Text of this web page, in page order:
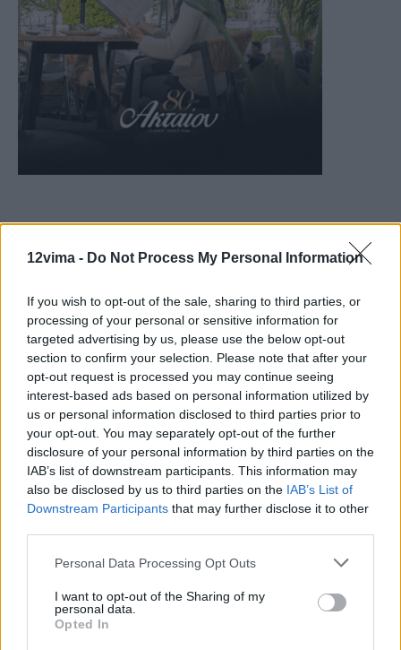
12vima - Do Not Process My Personal Information
If you wish to opt-out of the sale, sharing to third parties, or
processing of your personal or sensitive information for
targeted advertising by us, please use the below opt-out
section to confirm your selection. Please note that after your
opt-out request is processed you may continue seeing
interest-based ads based on personal information utilized by
us or personal information disclosed to third parties prior to
your opt-out. You may separately opt-out of the further
disclosure of your personal information by third parties on the
IAB’s list of downstream participants. This information may
also be disclosed by us to third parties on the IAB’s List of
Downstream Participants that may further disclose it to other
Personal Data Processing Opt Outs
I want to opt-out of the Sharing of my
personal data.
Opted In